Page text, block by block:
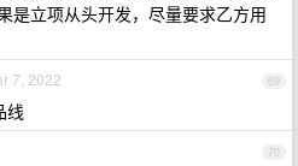
是立项从头开发，尽量要求乙方用
69
7, 2022
线
70